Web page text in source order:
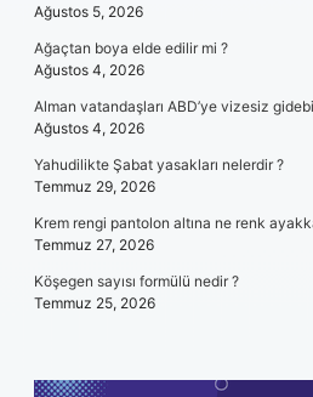
Ağustos 5, 2026
Ağaçtan boya elde edilir mi ?
Ağustos 4, 2026
Alman vatandaşları ABD’ye vizesiz
Ağustos 4, 2026
Yahudilikte Şabat yasakları nelerdir ?
Temmuz 29, 2026
Krem rengi pantolon altına ne renk
Temmuz 27, 2026
Köşegen sayısı formülü nedir ?
Temmuz 25, 2026